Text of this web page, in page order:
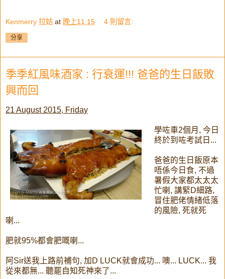
Kenmerry 拉姑 at 晚上11:15 4 則留言:
分享
季季紅風味酒家 : 行衰運!!! 爸爸的生日飯敗
興而回
21 August 2015, Friday
學咗車2個月, 今日
終於到咗考試日...
爸爸的生日飯原本
唔係今日食, 不過
暑假大家都太太太
忙喇, 講緊D細路,
冒住肥佬情緒低落
的風險, 死就死
喇...
肥就95%都會肥嘅喇...
阿Sir送我上路前補句, 加D LUCK就會成功... 噢... LUCK... 我
從來都無... 聽罷自知死神來了...